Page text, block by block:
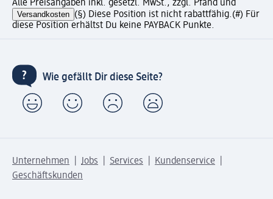
Alle Preisangaben inkl. gesetzl. MwSt., zzgl. Pfand und
Versandkosten (§) Diese Position ist nicht rabattfähig.(#) Für
diese Position erhältst Du keine PAYBACK Punkte.
Wie gefällt Dir diese Seite?
Unternehmen Jobs Services
Kundenservice
Geschäftskunden